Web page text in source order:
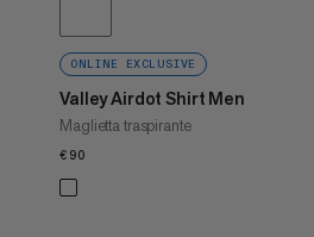
ONLINE EXCLUSIVE
Valley Airdot Shirt Men
Maglietta traspirante
€90